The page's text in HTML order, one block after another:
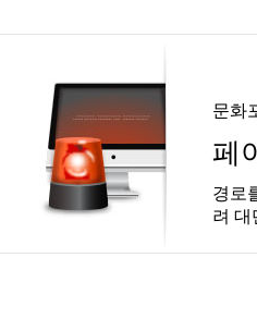
문화
페
경로
려 대